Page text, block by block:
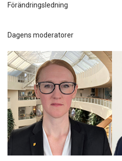
Förändringsledning
Dagens moderatorer